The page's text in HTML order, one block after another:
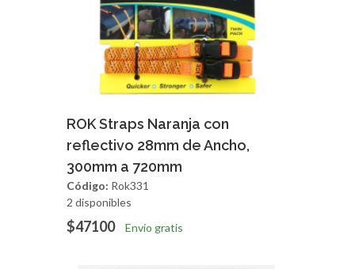
Agregar Vista Rapida
ROK Straps Naranja con
reflectivo 28mm de Ancho,
300mm a 720mm
Código: Rok331
2 disponibles
$47100 Envío gratis